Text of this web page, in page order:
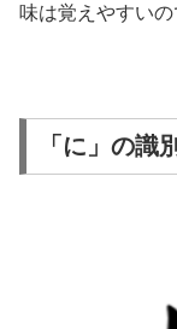
味は覚えやすい
「に」の識別